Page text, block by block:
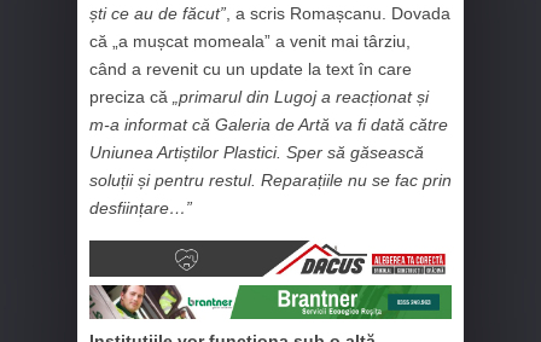
ști ce au de făcut”, a scris Romașcanu. Dovada
că „a mușcat momeala” a venit mai târziu,
când a revenit cu un update la text în care
preciza că „primarul din Lugoj a reacționat și
m-a informat că Galeria de Artă va fi dată către
Uniunea Artiștilor Plastici. Sper să găsească
soluții și pentru restul. Reparațiile nu se fac prin
desființare…”